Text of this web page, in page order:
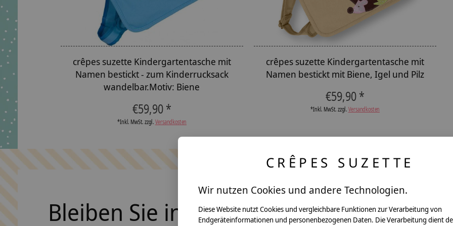
crêpes suzette Kindergartentasche mit
Namen bestickt - zum Kinderrucksack
wandelbar.Motiv: Biene
€59,90 *
*Inkl. MwSt. zzgl.Versandkosten
crêpes suzette Kindergartentasche mit
Namen bestickt mit Biene, Igel und Pilz
€59,90 *
*Inkl. MwSt. zzgl.Versandkosten
Bleiben Sie in Kontakt
CRÊPES SUZETTE
Wir nutzen Cookies und andere Technologien.
Diese Website nutzt Cookies und vergleichbare Funktionen zur Verarbeitung von
Endgeräteinformationen und personenbezogenen Daten. Die Verarbeitung dient